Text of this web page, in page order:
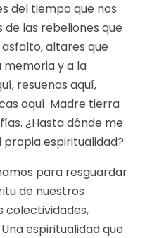
del tiempo que nos
las rebeliones que
altares que
y a la
resuenas aquí,
aquí. Madre tierra
¿Hasta dónde me
espiritualidad?
para resguardar
de nuestros
colectividades,
espiritualidad que